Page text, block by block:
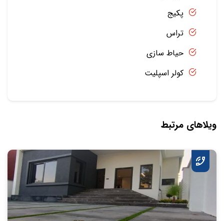
پکیج
تراس
حیاط سازی
کولر اسپلیت
ویلاهای مرتبط